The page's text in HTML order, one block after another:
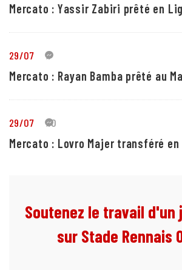
Mercato : Yassir Zabiri prêté en
29/07 1
Mercato : Rayan Bamba prêté au
29/07 10
Mercato : Lovro Majer transféré en
Soutenez le travail d'un
sur Stade Rennais